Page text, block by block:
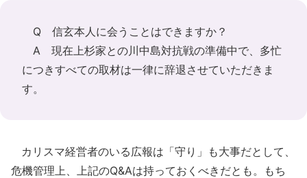
Q 信玄本人に会うことはできますか？
A 現在上杉家との川中島対抗戦の準備中で、多忙
につきすべての取材は一律に辞退させていただきま
す。
カリスマ経営者のいる広報は「守り」も大事だとして、
危機管理上、上記のQ&Aは持っておくべきだとも。もち